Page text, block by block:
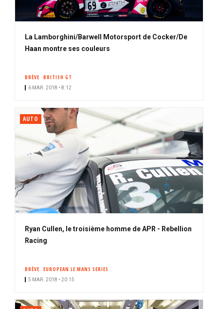
La Lamborghini/Barwell Motorsport de Cocker/De
Haan montre ses couleurs
BRÈVE BRITISH GT
6 MAR. 2018 • 8:12
AUTO
Ryan Cullen, le troisième homme de APR - Rebellion
Racing
BRÈVE EUROPEAN LE MANS SERIES
5 MAR. 2018 • 20:15